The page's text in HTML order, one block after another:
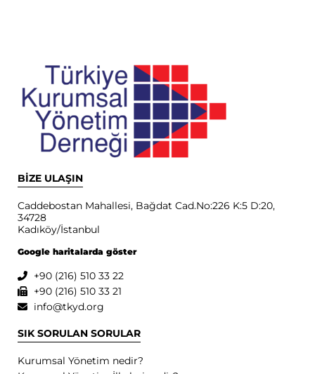
BİZE ULAŞIN
Caddebostan Mahallesi, Bağdat Cad.No:226 K:5 D:20,
34728
Kadıköy/İstanbul
Google haritalarda göster
+90 (216) 510 33 22
+90 (216) 510 33 21
info@tkyd.org
SIK SORULAN SORULAR
Kurumsal Yönetim nedir?